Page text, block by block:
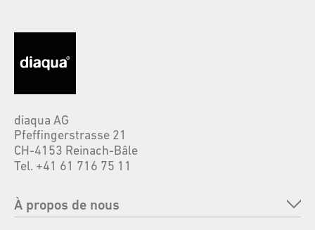
diaqua AG
Pfeffingerstrasse 21
CH-4153 Reinach-Bâle
Tel. +41 61 716 75 11
À propos de nous